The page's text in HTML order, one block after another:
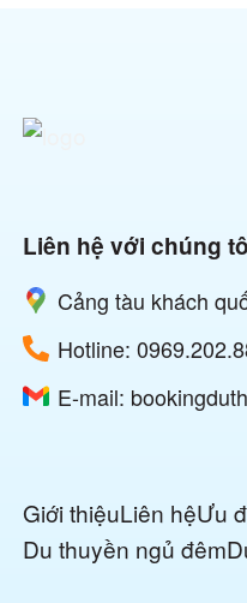
Liên hệ với chúng
Cảng tàu khách
Hotline:
E-mail:
Giới thiệuLiên hệƯu
Du thuyền ngủ đêm